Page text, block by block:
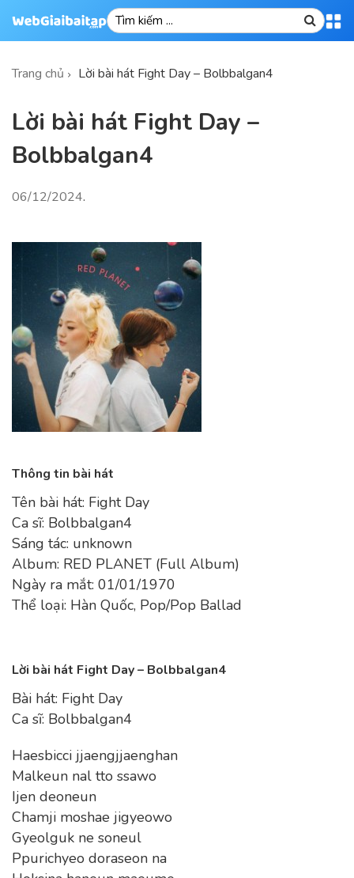
Trang chủ Lời bài hát Fight Day – Bolbbalgan4
Lời bài hát Fight Day –
Bolbbalgan4
06/12/2024.
Thông tin bài hát
Tên bài hát: Fight Day
Ca sĩ: Bolbbalgan4
Sáng tác: unknown
Album: RED PLANET (Full Album)
Ngày ra mắt: 01/01/1970
Thể loại: Hàn Quốc, Pop/Pop Ballad
Lời bài hát Fight Day – Bolbbalgan4
Bài hát: Fight Day
Ca sĩ: Bolbbalgan4
Haesbicci jjaengjjaenghan
Malkeun nal tto ssawo
Ijen deoneun
Chamji moshae jigyeowo
Gyeolguk ne soneul
Ppurichyeo doraseon na